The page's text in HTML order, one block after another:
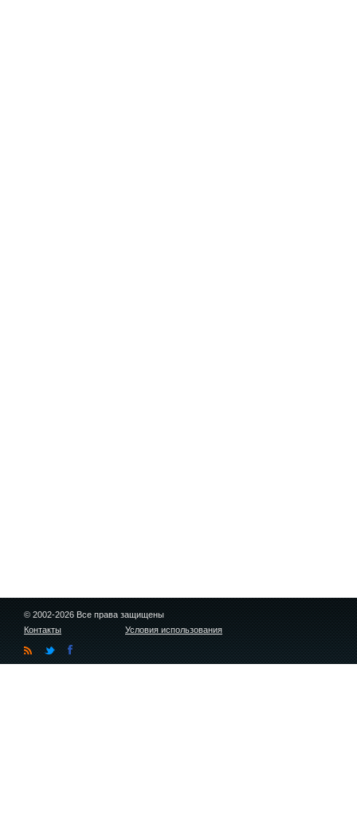
© 2002-2026 Все права защищены
Контакты
Условия использования